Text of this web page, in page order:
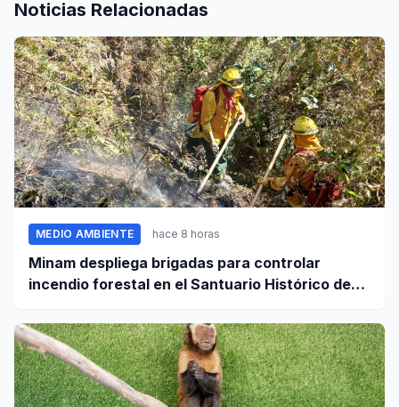
Noticias Relacionadas
MEDIO AMBIENTE hace 8 horas
Minam despliega brigadas para controlar
incendio forestal en el Santuario Histórico de